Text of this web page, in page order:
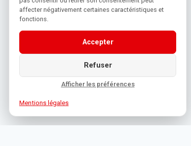
affecter négativement certaines caractéristiques et
fonctions.
Accepter
Refuser
Afficher les préférences
Mentions légales